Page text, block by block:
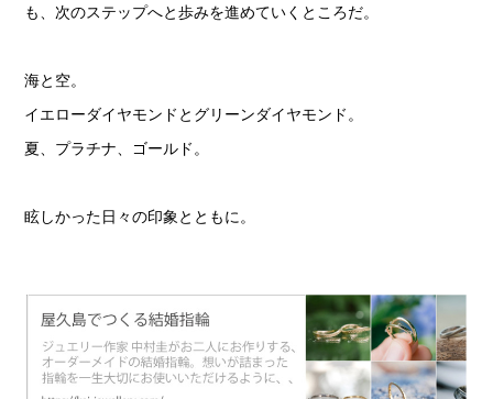
も、次のステップへと歩みを進めていくところだ。
海と空。
イエローダイヤモンドとグリーンダイヤモンド。
夏、プラチナ、ゴールド。
眩しかった日々の印象とともに。